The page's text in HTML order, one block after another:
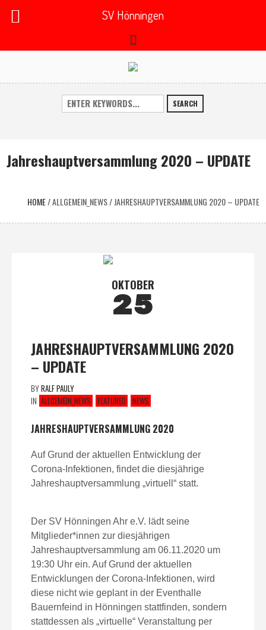
SEARCH
Jahreshauptversammlung 2020 – UPDATE
HOME/ALLGEMEIN_NEWS/JAHRESHAUPTVERSAMMLUNG 2020 – UPDATE
OKTOBER
25
JAHRESHAUPTVERSAMMLUNG 2020
– UPDATE
BYRALF PAULY
IN ALLGEMEIN_NEWS FEATURED NEWS
JAHRESHAUPTVERSAMMLUNG 2020
Auf Grund der aktuellen Entwicklung der
Corona-Infektionen, findet die diesjährige
Jahreshauptversammlung „virtuell“ statt.
Der SV Hönningen Ahr e.V. lädt seine
Mitglieder*innen zur diesjährigen
Jahreshauptversammlung am 06.11.2020 um
19:30 Uhr ein. Auf Grund der aktuellen
Entwicklungen der Corona-Infektionen, wird
diese nicht wie geplant in der Eventhalle
Bauernfeind in Hönningen stattfinden, sondern
stattdessen als „virtuelle“ Veranstaltung per
SV Hönningen